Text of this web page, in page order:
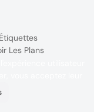
Les Plans
vous acceptez leur